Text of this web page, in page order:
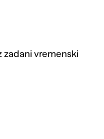
zadani vremenski